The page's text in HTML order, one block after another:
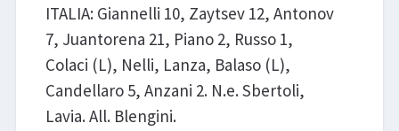
ITALIA: Giannelli 10, Zaytsev 12, Antonov
7, Juantorena 21, Piano 2, Russo 1,
Colaci (L), Nelli, Lanza, Balaso (L),
Candellaro 5, Anzani 2. N.e. Sbertoli,
Lavia. All. Blengini.